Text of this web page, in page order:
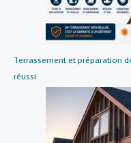
Terrassement et préparation
réussi